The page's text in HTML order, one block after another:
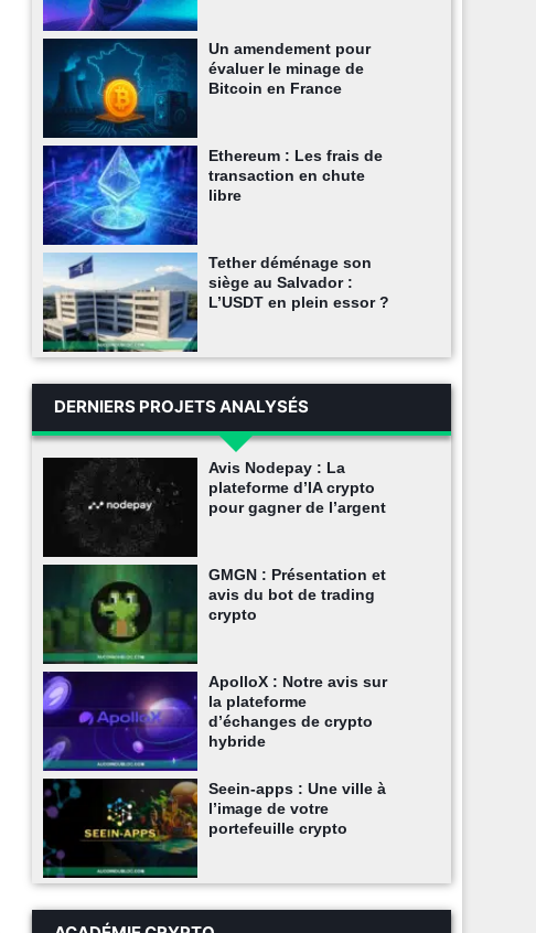
Un amendement pour
évaluer le minage de
Bitcoin en France
Ethereum : Les frais de
transaction en chute
libre
Tether déménage son
siège au Salvador :
L’USDT en plein essor ?
DERNIERS PROJETS ANALYSÉS
Avis Nodepay : La
plateforme d’IA crypto
pour gagner de l’argent
GMGN : Présentation et
avis du bot de trading
crypto
ApolloX : Notre avis sur
la plateforme
d’échanges de crypto
hybride
Seein-apps : Une ville à
l’image de votre
portefeuille crypto